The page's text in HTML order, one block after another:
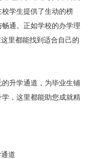
学生提供了生动的榜
通。正如学校的办学理
里都能找到适合自己的
升学通道，为毕业生铺
，这里都能助您成就精
道